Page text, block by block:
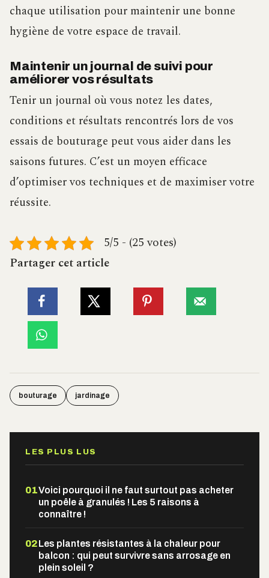
chaque utilisation pour maintenir une bonne
hygiène de votre espace de travail.
Maintenir un journal de suivi pour
améliorer vos résultats
Tenir un journal où vous notez les dates,
conditions et résultats rencontrés lors de vos
essais de bouturage peut vous aider dans les
saisons futures. C’est un moyen efficace
d’optimiser vos techniques et de maximiser votre
réussite.
5/5 - (25 votes)
Partager cet article
bouturage jardinage
LES PLUS LUS
01Voici pourquoi il ne faut surtout pas acheter
un poêle à granulés ! Les 5 raisons à
connaître !
02Les plantes résistantes à la chaleur pour
balcon : qui peut survivre sans arrosage en
plein soleil ?